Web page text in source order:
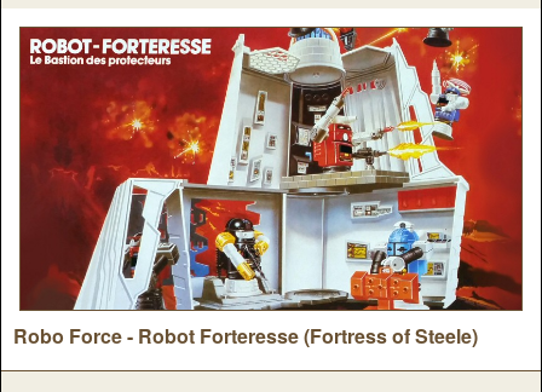
Robo Force - Robot Forteresse (Fortress of Steele)